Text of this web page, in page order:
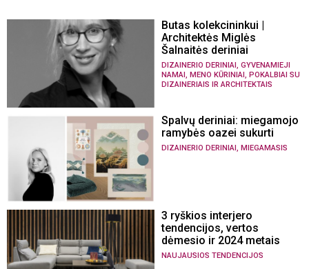
Butas kolekcininkui |
Architektės Miglės
Šalnaitės deriniai
DIZAINERIO DERINIAI GYVENAMIEJI
NAMAI MENO KŪRINIAI POKALBIAI SU
DIZAINERIAIS IR ARCHITEKTAIS
Spalvų deriniai: miegamojo
ramybės oazei sukurti
DIZAINERIO DERINIAI, MIEGAMASIS
3 ryškios interjero
tendencijos, vertos
dėmesio ir 2024 metais
NAUJAUSIOS TENDENCIJOS